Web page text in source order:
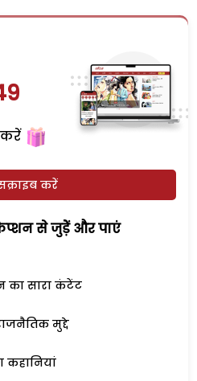
करें
करें
से जुड़ेें और पाएं
का सारा कंटेंट
मुद्दे
कहानियां